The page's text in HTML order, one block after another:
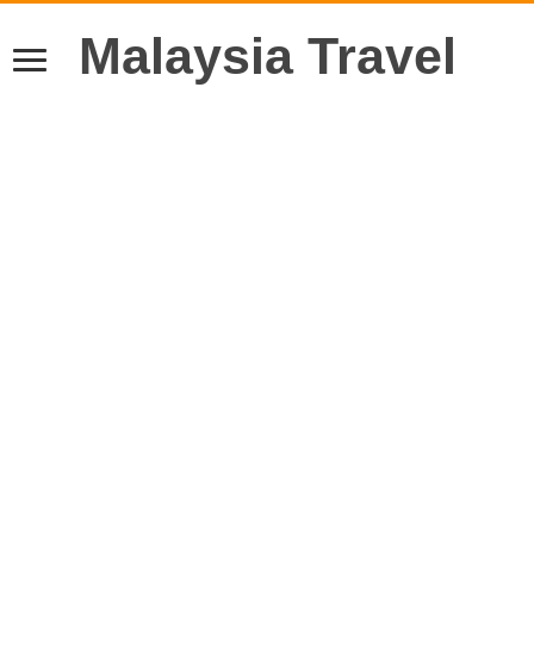
Malaysia Travel